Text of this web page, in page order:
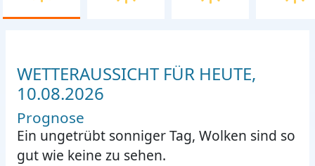
WETTERAUSSICHT FÜR HEUTE,
10.08.2026
Prognose
Ein ungetrübt sonniger Tag, Wolken sind so
gut wie keine zu sehen.